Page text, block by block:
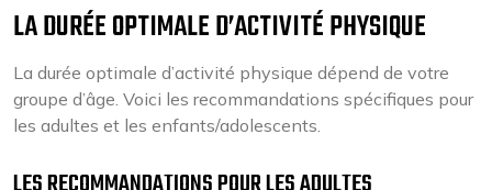
LA DURÉE OPTIMALE D’ACTIVITÉ PHYSIQUE
La durée optimale d’activité physique dépend de votre
groupe d’âge. Voici les recommandations spécifiques pour
les adultes et les enfants/adolescents.